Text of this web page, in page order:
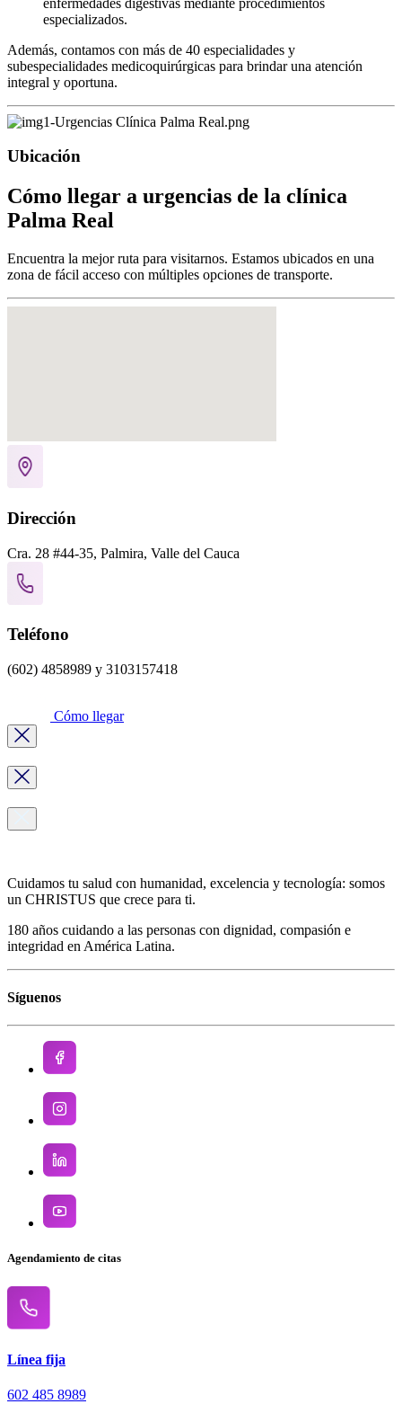
especializados.
Además, contamos con más de 40 especialidades y
subespecialidades medicoquirúrgicas para brindar una atención
integral y oportuna.
Ubicación
Cómo llegar a urgencias de la clínica
Palma Real
Encuentra la mejor ruta para visitarnos. Estamos ubicados en una
zona de fácil acceso con múltiples opciones de transporte.
Dirección
Cra. 28 #44-35, Palmira, Valle del Cauca
Teléfono
(602) 4858989 y 3103157418
Cómo llegar
Cuidamos tu salud con humanidad, excelencia y tecnología: somos
un CHRISTUS que crece para ti.
180 años cuidando a las personas con dignidad, compasión e
integridad en América Latina.
Síguenos
Agendamiento de citas
Línea fija
602 485 8989